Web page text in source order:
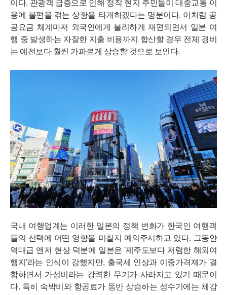
이다. 관광객 급증으로 인해 정작 현지 주민들이 대중교통 이
용에 불편을 겪는 상황을 타개하겠다는 명분이다. 이처럼 공
공요금 체계마저 외국인에게 불리하게 재편되면서 일본 여
행 중 발생하는 자잘한 지출 비용까지 합산할 경우 전체 경비
는 예전보다 훨씬 가파르게 상승할 것으로 보인다.
국내 여행업계는 이러한 일본의 정책 변화가 한국인 여행객
들의 선택에 어떤 영향을 미칠지 예의주시하고 있다. 그동안
역대급 엔저 현상 덕분에 일본은 '제주도보다 저렴한 해외여
행지'라는 인식이 강했지만, 출국세 인상과 이중가격제가 결
합하면서 가성비라는 강력한 무기가 사라지고 있기 때문이
다. 특히 숙박비와 항공료가 동반 상승하는 성수기에는 체감